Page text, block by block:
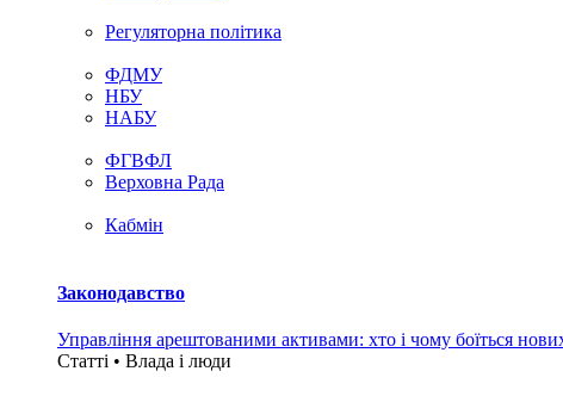
Регуляторна політика
ФДМУ
НБУ
НАБУ
ФГВФЛ
Верховна Рада
Кабмін
Законодавство
Управління арештованими активами: хто і чому боїться
Статті • Влада i люди